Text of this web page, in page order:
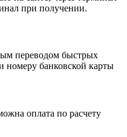
при получении.
переводом быстрых
номеру банковской карты
оплата по расчету